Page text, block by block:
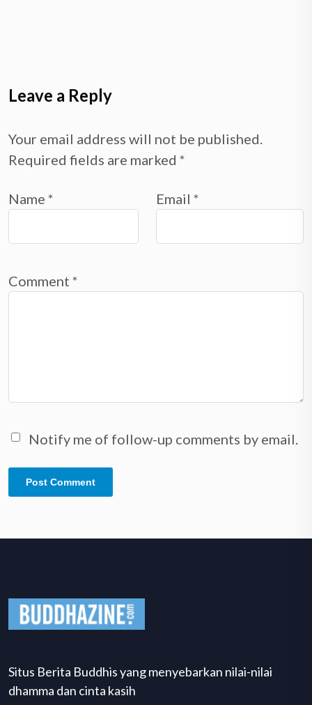
Leave a Reply
Your email address will not be published.
Required fields are marked *
Name * Email *
Comment *
Notify me of follow-up comments by email.
Situs Berita Buddhis yang menyebarkan nilai-nilai
dhamma dan cinta kasih